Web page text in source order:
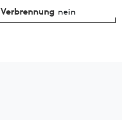
Verbrennung nein